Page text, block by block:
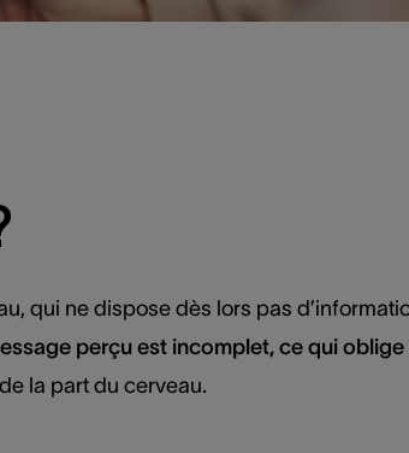
qui ne dispose dès lors pas
perçu est incomplet, ce qui oblige
la part du cerveau.